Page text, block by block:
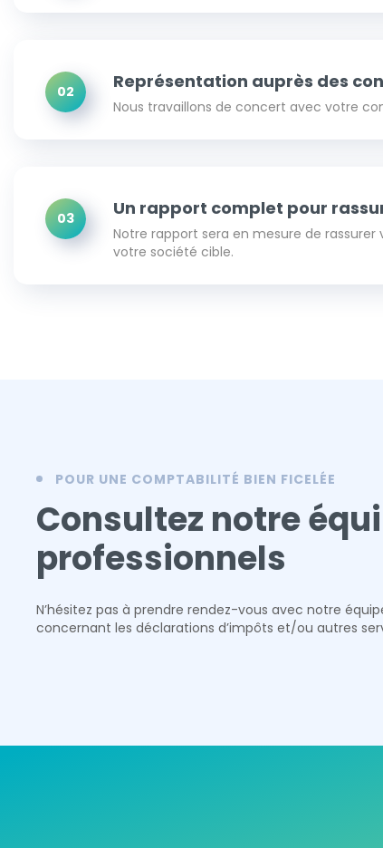
02 Représentation auprès des
Nous travaillons de concert avec votre
03 Un rapport complet pour
Notre rapport sera en mesure de
votre société cible.
POUR UNE COMPTABILITÉ BIEN FICELÉE
Consultez notre
professionnels
N’hésitez pas à prendre rendez-vous avec notre
concernant les déclarations d’impôts et/ou autres